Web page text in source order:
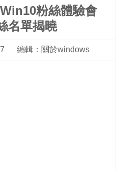
粉絲體驗會
名單揭曉
編輯：關於windows